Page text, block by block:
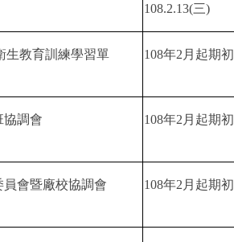
108.2.13(三)
生教育訓練學習單 108年2 月起期初
協調會 108年2 月起期初
會暨廠校協調會 108年2 月起期初